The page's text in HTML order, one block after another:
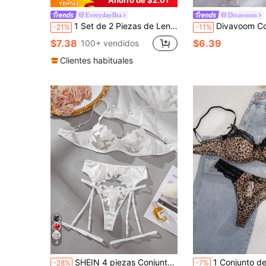
EverydayBra
-21% 1 Set de 2 Piezas de Lencería de Encaje Transparente Azul Real, Adecuado para Citas Románticas y Ocasiones Especiales
$7.38 100+ vendidos
Clientes habituales
Divavoom
-11% Divavoom Conjunto de lencería de 2 piezas con
$6.39
4
-28% SHEIN 4 piezas Conjunto de lencería sexy para mujer -7% 1 Conjunto de ropa interior femenina con estampado de